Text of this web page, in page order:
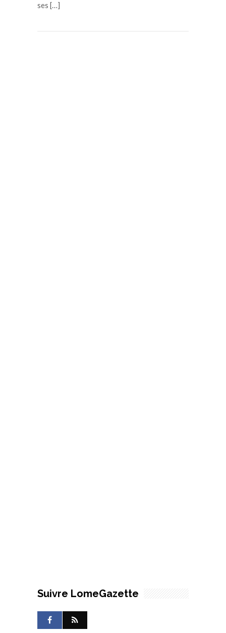
ses […]
Suivre LomeGazette